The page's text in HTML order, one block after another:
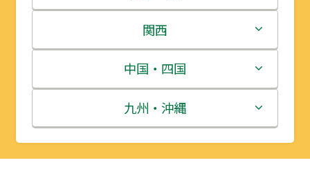
岩手県
宮城県
秋田県
山形県
栃木県
群馬県
埼玉県
千葉県
新潟県
富山県
石川県
福井県
関西
三重県
滋賀県
京都府
中国・四国
鳥取県
島根県
九州・沖縄
福岡県